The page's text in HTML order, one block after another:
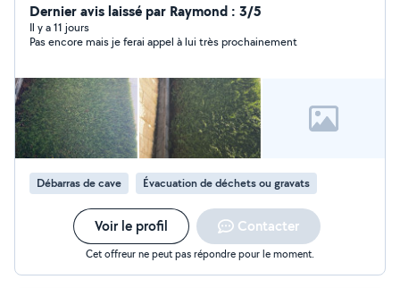
chantier,tout type de chantier Travail sérieux, rapide et
soigné. Contactez-moi facilement, réponse rapide
Dernier avis laissé par Raymond : 3/5
Il y a 11 jours
Pas encore mais je ferai appel à lui très prochainement
Débarras de cave Évacuation de déchets ou gravats
Voir le profil Contacter
Cet offreur ne peut pas répondre pour le moment.